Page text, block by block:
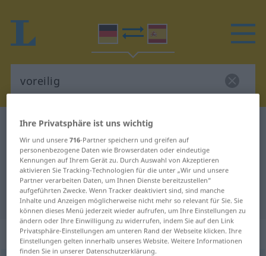
Deutsch-Spanisch Wörterbuch
Deutsch-Spanisch Übersetzung für
"voreilig"
"voreilig" Spanisch Übersetzung
„voreilig“: Adjektiv
Ihre Privatsphäre ist uns wichtig
Wir und unsere716-Partner speichern und greifen auf
personenbezogene Daten wie Browserdaten oder eindeutige
Kennungen auf Ihrem Gerät zu. Durch Auswahl von Akzeptieren
aktivieren Sie Tracking-Technologien für die unter „Wir und unsere
Partner verarbeiten Daten, um Ihnen Dienste bereitzustellen“
aufgeführten Zwecke. Wenn Tracker deaktiviert sind, sind manche
Inhalte und Anzeigen möglicherweise nicht mehr so relevant für Sie. Sie
können dieses Menü jederzeit wieder aufrufen, um Ihre Einstellungen zu
ändern oder Ihre Einwilligung zu widerrufen, indem Sie auf den Link
Privatsphäre-Einstellungen am unteren Rand der Webseite klicken. Ihre
Einstellungen gelten innerhalb unseres Website. Weitere Informationen
finden Sie in unserer Datenschutzerklärung.